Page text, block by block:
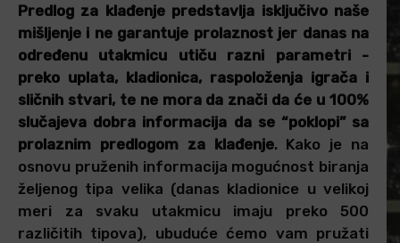
Predlog za klađenje predstavlja isključivo naše
mišljenje i ne garantuje prolaznost jer danas na
određenu utakmicu utiču razni parametri -
preko uplata, kladionica, raspoloženja igrača i
sličnih stvari, te ne mora da znači da će u 100%
slučajeva dobra informacija da se “poklopi” sa
prolaznim predlogom za klađenje. Kako je na
osnovu pruženih informacija mogućnost biranja
željenog tipa velika (danas kladionice u velikoj
meri za svaku utakmicu imaju preko 500
različitih tipova), ubuduće ćemo vam pružati